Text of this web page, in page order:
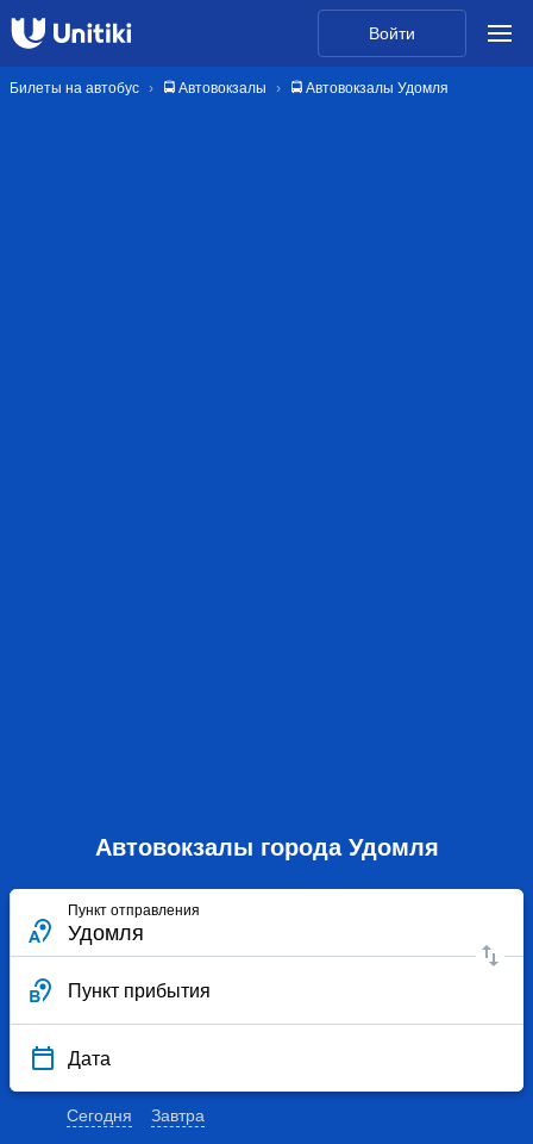
Войти
Билеты на автобус 🚍 Автовокзалы 🚍 Автовокзалы Удомля
Автовокзалы города Удомля
Пункт отправления
Пункт прибытия
Дата
Сегодня Завтра